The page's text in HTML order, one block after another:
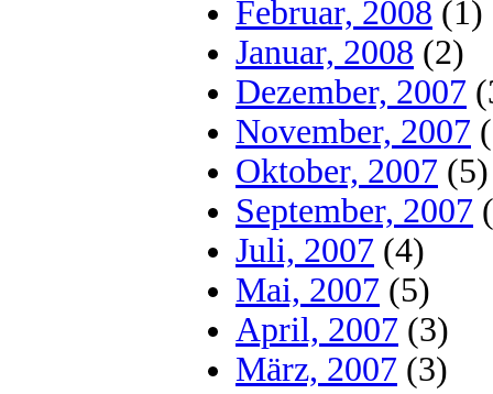
Februar, 2008 (1)
Januar, 2008 (2)
Dezember, 2007
November, 2007
Oktober, 2007 (5)
September, 2007
Juli, 2007 (4)
Mai, 2007 (5)
April, 2007 (3)
März, 2007 (3)